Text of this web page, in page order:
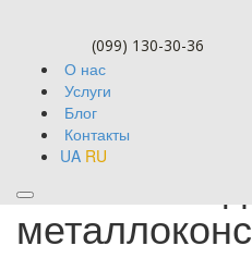
(099) 130-30-36
О нас
Услуги
Блог
Контакты
UA RU
Стоимость